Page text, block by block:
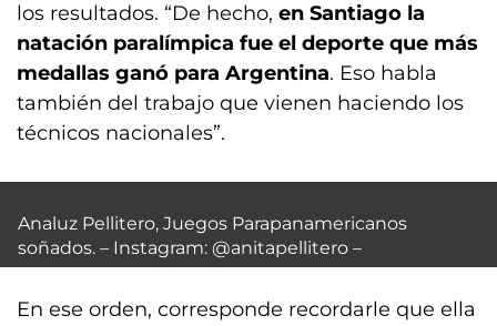
los resultados. “De hecho, en Santiago la
natación paralímpica fue el deporte que más
medallas ganó para Argentina. Eso habla
también del trabajo que vienen haciendo los
técnicos nacionales”.
Analuz Pellitero, Juegos Parapanamericanos
soñados. – Instagram: @anitapellitero –
En ese orden, corresponde recordarle que ella